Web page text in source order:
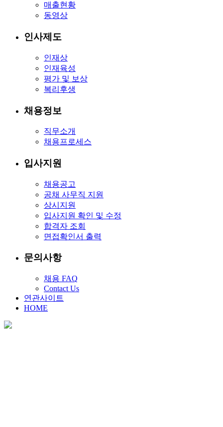
매출현황
동영상
인사제도
인재상
인재육성
평가 및 보상
복리후생
채용정보
직무소개
채용프로세스
입사지원
채용공고
공채 사무직 지원
상시지원
입사지원 확인 및 수정
합격자 조회
면접확인서 출력
문의사항
채용 FAQ
Contact Us
연관사이트
HOME